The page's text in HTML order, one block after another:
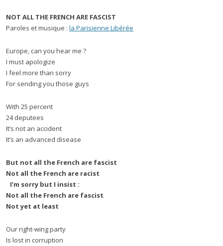
NOT ALL THE FRENCH ARE FASCIST
Paroles et musique : la Parisienne Libérée
Europe, can you hear me ?
I must apologize
I feel more than sorry
For sending you those guys
With 25 percent
24 deputees
It’s not an accident
It’s an advanced disease
But not all the French are fascist
Not all the French are racist
I’m sorry but I insist :
Not all the French are fascist
Not yet at least
Our right-wing party
Is lost in corruption